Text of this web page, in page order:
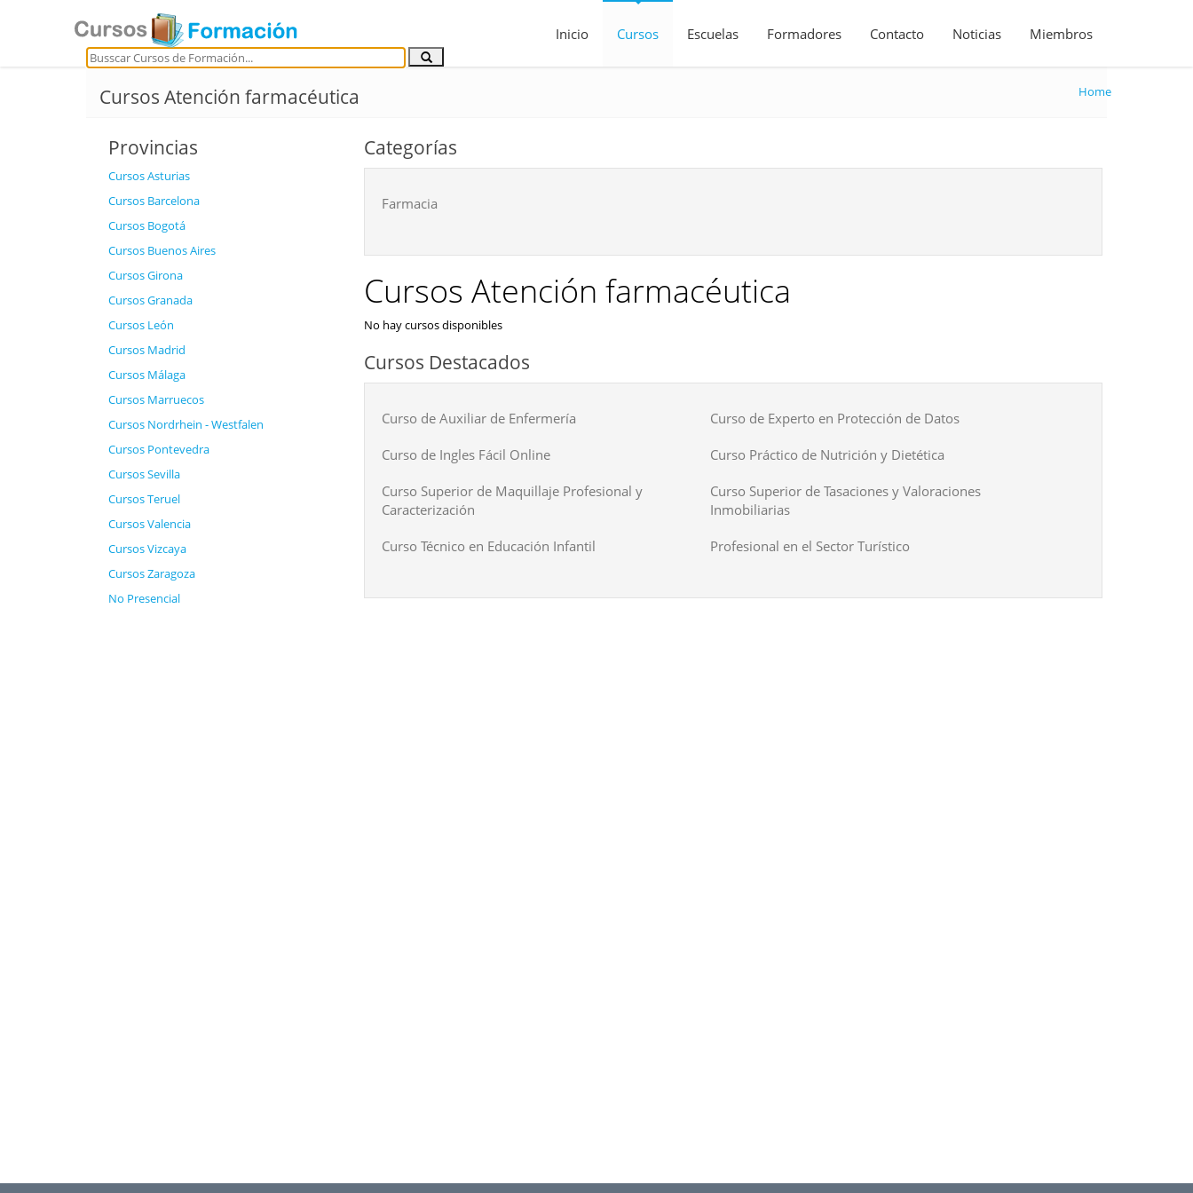
Inicio Cursos Escuelas Formadores Contacto Noticias Miembros
Cursos Atención farmacéutica Home
Provincias
Cursos Asturias
Cursos Barcelona
Cursos Bogotá
Cursos Buenos Aires
Cursos Girona
Cursos Granada
Cursos León
Cursos Madrid
Cursos Málaga
Cursos Marruecos
Cursos Nordrhein - Westfalen
Cursos Pontevedra
Cursos Sevilla
Cursos Teruel
Cursos Valencia
Cursos Vizcaya
Cursos Zaragoza
No Presencial
Categorías
Farmacia
Cursos Atención farmacéutica
No hay cursos disponibles
Cursos Destacados
Curso de Auxiliar de Enfermería Curso de Experto en Protección de Datos
Curso de Ingles Fácil Online Curso Práctico de Nutrición y Dietética
Curso Superior de Maquillaje Profesional y
Caracterización
Curso Superior de Tasaciones y Valoraciones
Inmobiliarias
Curso Técnico en Educación Infantil Profesional en el Sector Turístico